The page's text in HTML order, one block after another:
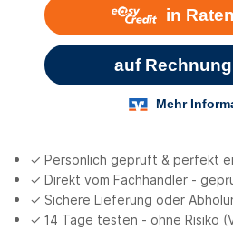
✓ Persönlich geprüft & perfekt
✓ Direkt vom Fachhändler -
✓ Sichere Lieferung oder
✓ 14 Tage testen - ohne Risiko